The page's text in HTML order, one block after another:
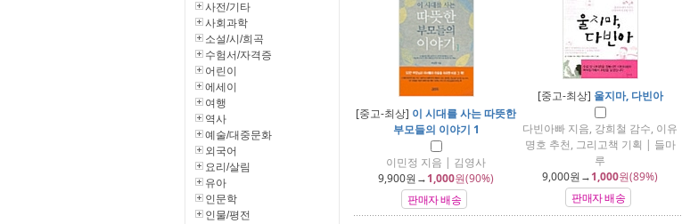
[중고-최상] 이 시대를 사는 따뜻한
부모들의 이야기 1
이민정 지음 | 김영사
9,900원→1,000원(90%)
판매자 배송
[중고-최상] 울지마, 다빈아
다빈아빠 지음, 강희철 감수, 이유
명호 추천, 그리고책 기획 | 들마
루
9,000원→1,000원(89%)
판매자 배송
사전/기타
사회과학
소설/시/희곡
수험서/자격증
어린이
에세이
여행
역사
예술/대중문화
외국어
요리/살림
유아
인문학
인물/평전